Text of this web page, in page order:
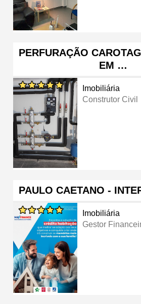
PERFURAÇÃO
EM …
Imobiliária
Construtor Civil
PAULO CAETANO -
Imobiliária
Gestor